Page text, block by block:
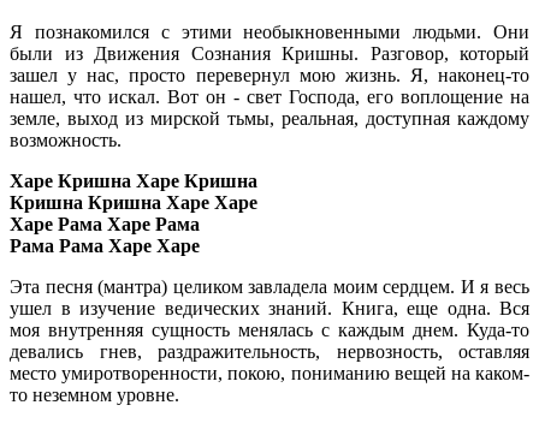
Я познакомился с этими необыкновенными людьми. Они
были из Движения Сознания Кришны. Разговор, который
зашел у нас, просто перевернул мою жизнь. Я, наконец-то
нашел, что искал. Вот он - свет Господа, его воплощение на
земле, выход из мирской тьмы, реальная, доступная каждому
возможность.
Харе Кришна Харе Кришна
Кришна Кришна Харе Харе
Харе Рама Харе Рама
Рама Рама Харе Харе
Эта песня (мантра) целиком завладела моим сердцем. И я весь
ушел в изучение ведических знаний. Книга, еще одна. Вся
моя внутренняя сущность менялась с каждым днем. Куда-то
девались гнев, раздражительность, нервозность, оставляя
место умиротворенности, покою, пониманию вещей на каком-
то неземном уровне.